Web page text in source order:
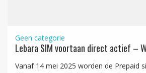
Geen categorie
Lebara SIM voortaan direct actief –
Vanaf 14 mei 2025 worden de Prepaid